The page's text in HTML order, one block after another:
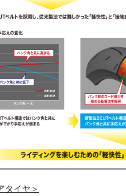
タイヤ＞